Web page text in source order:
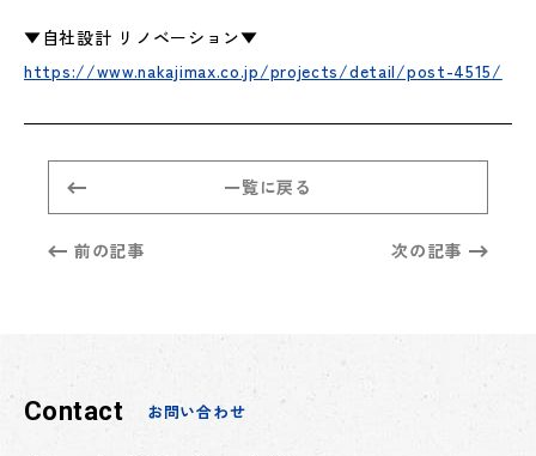
▼自社設計 リノベーション▼
https://www.nakajimax.co.jp/projects/detail/post-4515/
一覧に戻る
前の記事 次の記事
Contact お問い合わせ